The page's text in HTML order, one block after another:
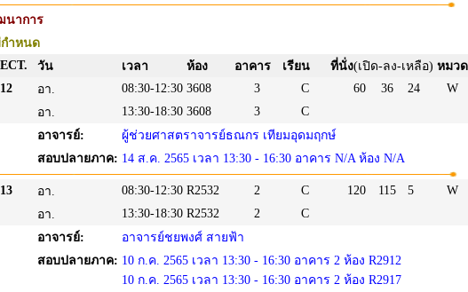
นาการ
ำหนด
วัน เวลา ห้อง อาคาร เรียน ที่นั่ง(เปิด-ลง-เหลือ) หมวด
อา. 08:30-12:30 3608 3 C 60 36 24
W
อา.
13:30-18:30 3608 3
C
อาจารย์:
ผู้ช่วยศาสตราจารย์ธณกร เทียมอุดมฤกษ์
สอบปลายภาค: 14 ส.ค. 2565 เวลา 13:30 - 16:30 อาคาร N/A ห้อง N/A
อา. 08:30-12:30 R2532 2 C 120 115 5
W
อา.
13:30-18:30 R2532 2
C
อาจารย์:
อาจารย์ชยพงศ์ สายฟ้า
สอบปลายภาค: 10 ก.ค. 2565 เวลา 13:30 - 16:30 อาคาร 2 ห้อง R2912
10 ก.ค. 2565 เวลา 13:30 - 16:30 อาคาร 2 ห้อง R2917